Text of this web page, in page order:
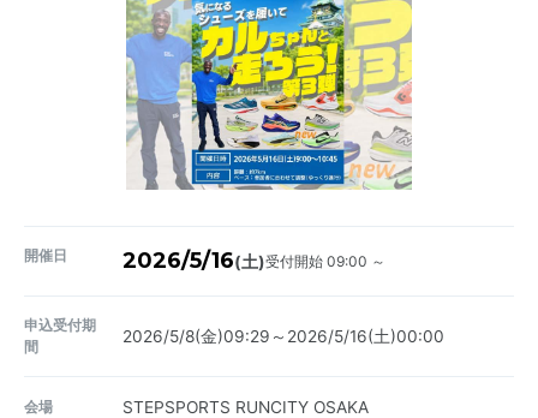
開催日 2026/5/16(土)受付開始 09:00 ～
申込受付期
間
2026/5/8(金)09:29～2026/5/16(土)00:00
会場 STEPSPORTS RUNCITY OSAKA